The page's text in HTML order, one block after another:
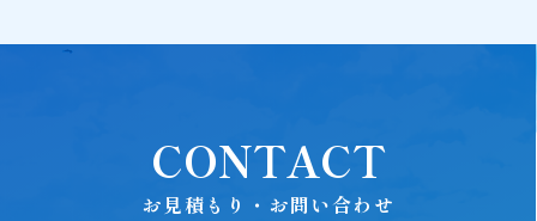
CONTACT
お見積もり・お問い合わせ